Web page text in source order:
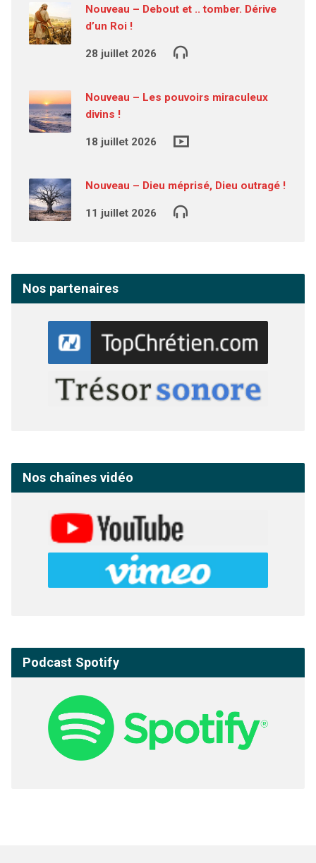
Nouveau – Debout et .. tomber. Dérive
d’un Roi !
28 juillet 2026
Nouveau – Les pouvoirs miraculeux
divins !
18 juillet 2026
Nouveau – Dieu méprisé, Dieu outragé !
11 juillet 2026
Nos partenaires
Nos chaînes vidéo
Podcast Spotify